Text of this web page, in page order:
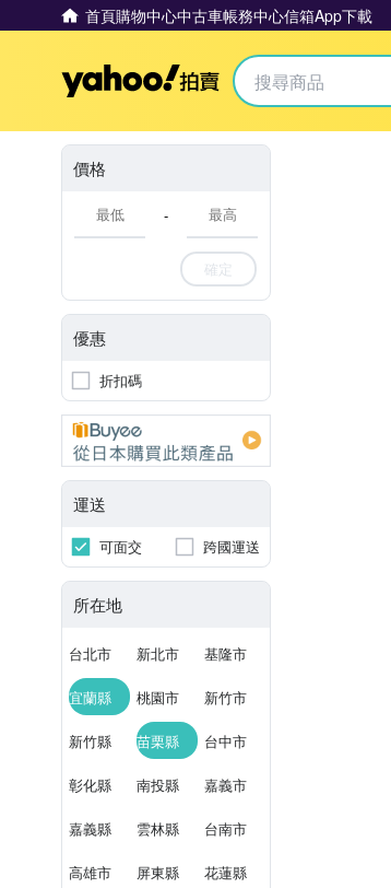
首頁購物中心中古車帳務中心信箱App下載
Yahoo拍賣
價格
-
確定
優惠
折扣碼
運送
可面交 跨國運送
所在地
台北市 新北市 基隆市
宜蘭縣 桃園市 新竹市
新竹縣 苗栗縣 台中市
彰化縣 南投縣 嘉義市
嘉義縣 雲林縣 台南市
高雄市 屏東縣 花蓮縣